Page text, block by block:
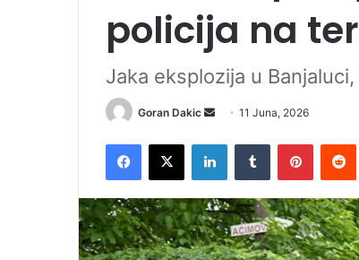
policija na
Jaka eksplozija u
Goran Dakic
d
a
n
e
11 Juna, 2026